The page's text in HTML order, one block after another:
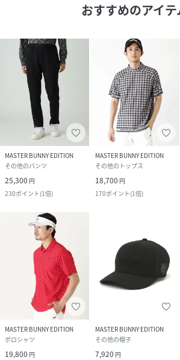
おすすめのアイテ
MASTER BUNNY EDITION
その他のパンツ
25,300 円
230ポイント(1倍)
MASTER BUNNY EDITION
その他のトップス
18,700 円
170ポイント(1倍)
MASTER BUNNY EDITION
ポロシャツ
19,800 円
MASTER BUNNY EDITION
その他の帽子
7,920 円